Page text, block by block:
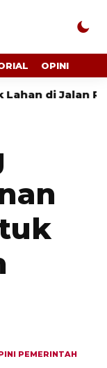
OPINI
Ryacudu
PEMERINTAH